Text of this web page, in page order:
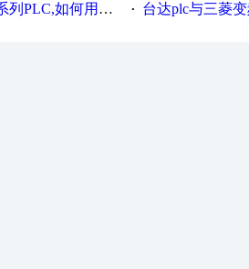
在组态王中可以自由输入！拜托各位大神了！ · 台达plc与三菱